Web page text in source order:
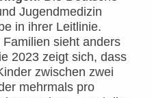
Jugendmedizin
in ihrer Leitlinie.
sieht anders
2023 zeigt sich, dass
zwischen zwei
mehrmals pro